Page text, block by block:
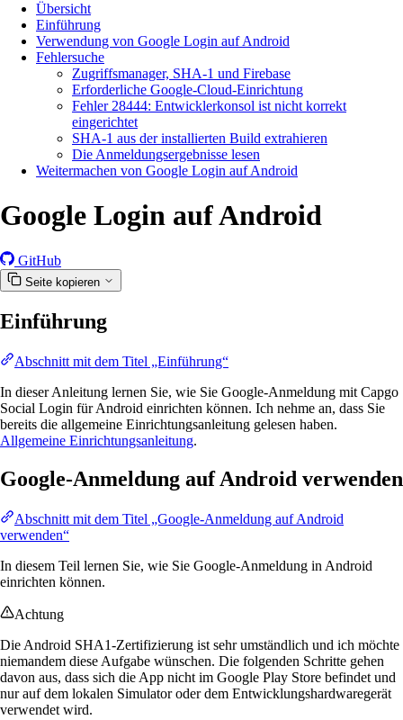
Übersicht
Einführung
Verwendung von Google Login auf Android
Fehlersuche
Zugriffsmanager, SHA-1 und Firebase
Erforderliche Google-Cloud-Einrichtung
Fehler 28444: Entwicklerkonsol ist nicht korrekt
eingerichtet
SHA-1 aus der installierten Build extrahieren
Die Anmeldungsergebnisse lesen
Weitermachen von Google Login auf Android
Google Login auf Android
GitHub
Seite kopieren
Einführung
Abschnitt mit dem Titel „Einführung“
In dieser Anleitung lernen Sie, wie Sie Google-Anmeldung mit Capgo
Social Login für Android einrichten können. Ich nehme an, dass Sie
bereits die allgemeine Einrichtungsanleitung gelesen haben.
Allgemeine Einrichtungsanleitung.
Google-Anmeldung auf Android verwenden
Abschnitt mit dem Titel „Google-Anmeldung auf Android
verwenden“
In diesem Teil lernen Sie, wie Sie Google-Anmeldung in Android
einrichten können.
Achtung
Die Android SHA1-Zertifizierung ist sehr umständlich und ich möchte
niemandem diese Aufgabe wünschen. Die folgenden Schritte gehen
davon aus, dass sich die App nicht im Google Play Store befindet und
nur auf dem lokalen Simulator oder dem Entwicklungshardwaregerät
verwendet wird.